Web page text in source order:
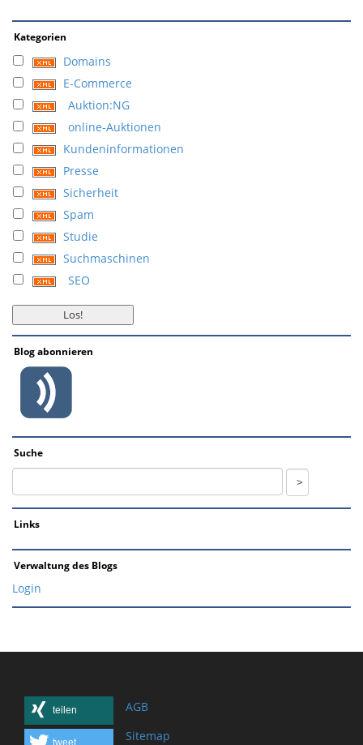
Kategorien
Domains
E-Commerce
Auktion:NG
online-Auktionen
Kundeninformationen
Presse
Sicherheit
Spam
Studie
Suchmaschinen
SEO
Blog abonnieren
Suche
Links
Verwaltung des Blogs
Login
teilen
tweet
AGB
Sitemap